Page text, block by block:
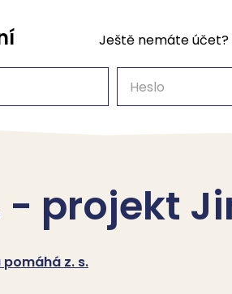
Ještě nemáte účet?
- projekt
pomáhá z. s.